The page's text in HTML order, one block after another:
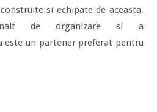
si echipate de aceasta.
de organizare si a
este un partener preferat pentru